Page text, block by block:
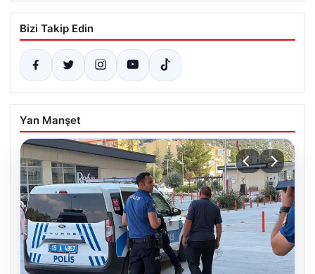
Bizi Takip Edin
Yan Manşet